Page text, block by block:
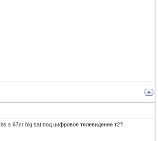
s 67cr big sat под цифровое телевидение т2?